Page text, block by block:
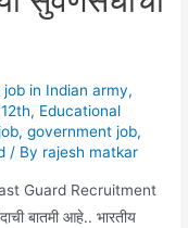
in Indian army,
, Educational
,government job,
/ By rajesh matkar
Guard Recruitment
बातमी आहे.. भारतीय